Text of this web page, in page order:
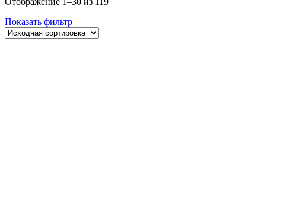
Показать фильтр